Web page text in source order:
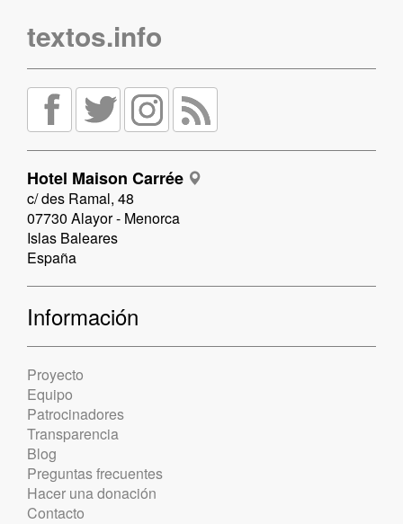
textos.info
Hotel Maison Carrée
c/ des Ramal, 48
07730 Alayor - Menorca
Islas Baleares
España
Información
Proyecto
Equipo
Patrocinadores
Transparencia
Blog
Preguntas frecuentes
Hacer una donación
Contacto